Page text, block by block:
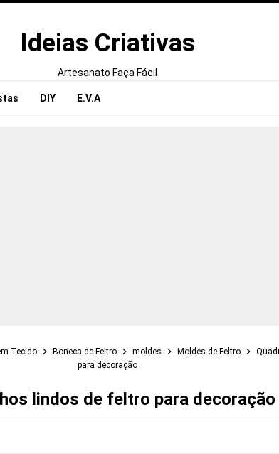
Ideias Criativas
Artesanato Faça Fácil
DIY E.V.A
Tecido Boneca de Feltro moldes Moldes de Feltro
para decoração
lindos de feltro para decoração